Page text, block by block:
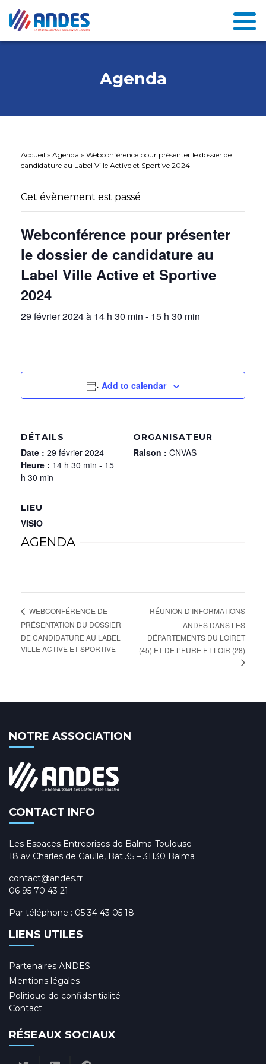
Agenda
Accueil » Agenda » Webconférence pour présenter le dossier de
candidature au Label Ville Active et Sportive 2024
Cet évènement est passé
Webconférence pour présenter
le dossier de candidature au
Label Ville Active et Sportive
2024
29 février 2024 à 14 h 30 min - 15 h 30 min
Add to calendar
DÉTAILS
Date : 29 février 2024
Heure : 14 h 30 min - 15
h 30 min
ORGANISATEUR
Raison : CNVAS
LIEU
VISIO
AGENDA
WEBCONFÉRENCE DE
PRÉSENTATION DU DOSSIER
DE CANDIDATURE AU LABEL
VILLE ACTIVE ET SPORTIVE
RÉUNION D’INFORMATIONS
ANDES DANS LES
DÉPARTEMENTS DU LOIRET
(45) ET DE L’EURE ET LOIR (28)
NOTRE ASSOCIATION
CONTACT INFO
Les Espaces Entreprises de Balma-Toulouse
18 av Charles de Gaulle, Bât 35 – 31130 Balma
contact@andes.fr
06 95 70 43 21
Par téléphone : 05 34 43 05 18
LIENS UTILES
Partenaires ANDES
Mentions légales
Politique de confidentialité
Contact
RÉSEAUX SOCIAUX